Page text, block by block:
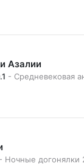
Азалии
- Средневековая
- Ночные догонялки